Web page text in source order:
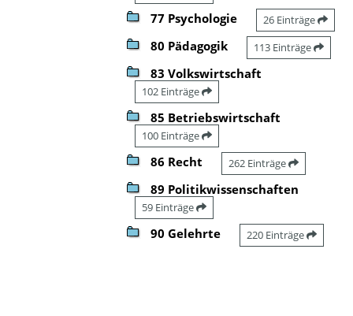
77 Psychologie 26 Einträge
80 Pädagogik 113 Einträge
83 Volkswirtschaft
102 Einträge
85 Betriebswirtschaft
100 Einträge
86 Recht 262 Einträge
89 Politikwissenschaften
59 Einträge
90 Gelehrte 220 Einträge